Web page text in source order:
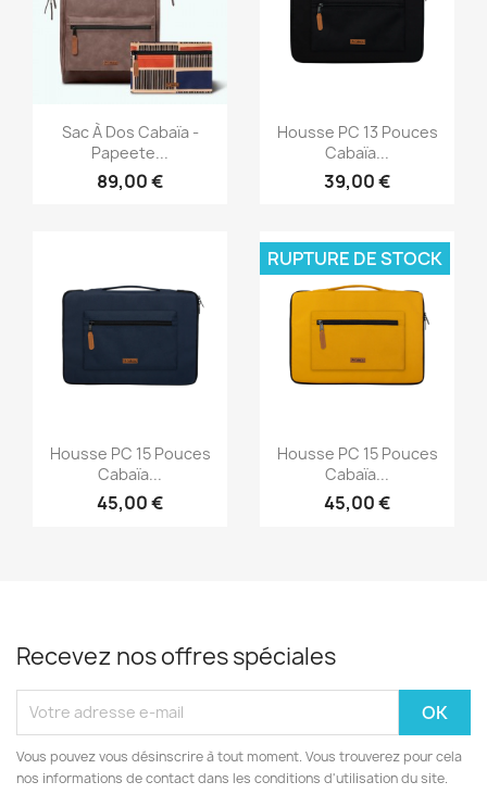
Aperçu rapide
Sac À Dos Cabaïa -
Papeete...
89,00 €
Aperçu rapide
Housse PC 13 Pouces
Cabaïa...
39,00 €
Aperçu rapide
Housse PC 15 Pouces
Cabaïa...
45,00 €
Aperçu rapide
Housse PC 15 Pouces
Cabaïa...
45,00 €
RUPTURE DE STOCK
Recevez nos offres spéciales
Vous pouvez vous désinscrire à tout moment. Vous trouverez pour cela
nos informations de contact dans les conditions d'utilisation du site.